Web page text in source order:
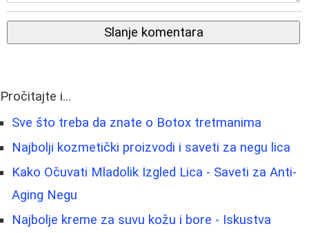
Slanje komentara
Pročitajte i...
Sve što treba da znate o Botox tretmanima
Najbolji kozmetički proizvodi i saveti za negu lica
Kako Očuvati Mladolik Izgled Lica - Saveti za Anti-
Aging Negu
Najbolje kreme za suvu kožu i bore - Iskustva